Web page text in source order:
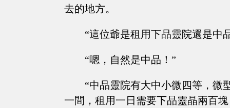
去的地方。
“這位爺是租用下品靈院還是中
“嗯，自然是中品！”
“中品靈院有大中小微四等，微
一間，租用一日需要下品靈晶兩百